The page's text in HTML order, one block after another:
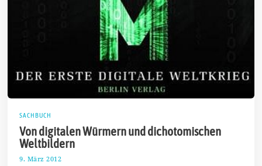
SACHBUCH
Von digitalen Würmern und dichotomischen
Weltbildern
9. März 2012